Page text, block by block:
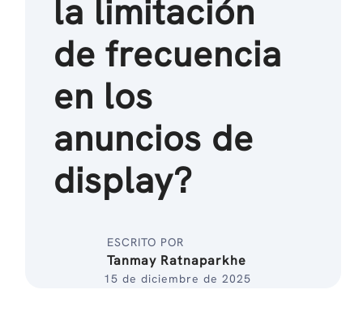
la limitación
de frecuencia
en los
anuncios de
display?
ESCRITO POR
Tanmay Ratnaparkhe
15 de diciembre de 2025